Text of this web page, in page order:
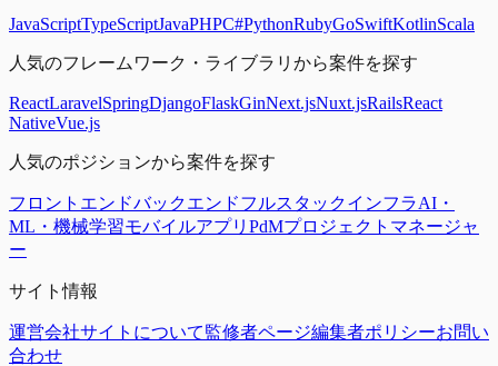
JavaScriptTypeScriptJavaPHPC#PythonRubyGoSwiftKotlinScala
人気のフレームワーク・ライブラリから案件を探す
ReactLaravelSpringDjangoFlaskGinNext.jsNuxt.jsRailsReact
NativeVue.js
人気のポジションから案件を探す
フロントエンドバックエンドフルスタックインフラAI・
ML・機械学習モバイルアプリ PdMプロジェクトマネージャ
ー
サイト情報
運営会社サイトについて監修者ページ編集者ポリシーお問い
合わせ